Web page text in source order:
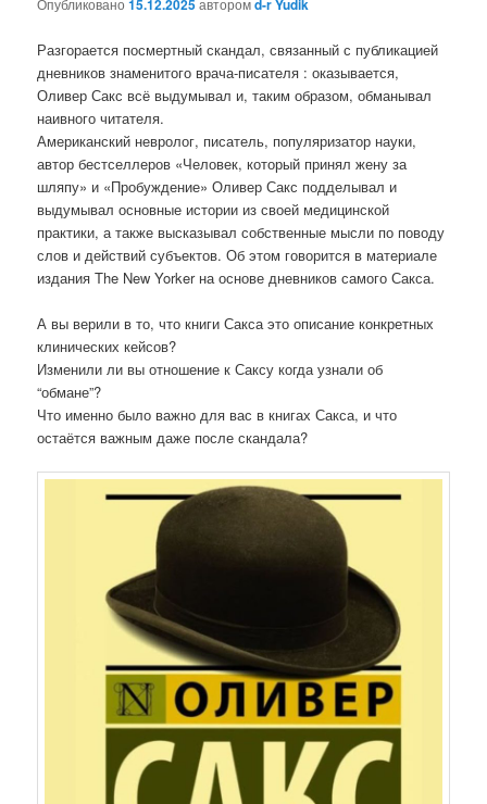
Опубликовано15.12.2025авторомd-r Yudik
Разгорается посмертный скандал, связанный с публикацией
дневников знаменитого врача-писателя : оказывается,
Оливер Сакс всё выдумывал и, таким образом, обманывал
наивного читателя.
Американский невролог, писатель, популяризатор науки,
автор бестселлеров «Человек, который принял жену за
шляпу» и «Пробуждение» Оливер Сакс подделывал и
выдумывал основные истории из своей медицинской
практики, а также высказывал собственные мысли по поводу
слов и действий субъектов. Об этом говорится в материале
издания The New Yorker на основе дневников самого Сакса.
А вы верили в то, что книги Сакса это описание конкретных
клинических кейсов?
Изменили ли вы отношение к Саксу когда узнали об
“обмане”?
Что именно было важно для вас в книгах Сакса, и что
остаётся важным даже после скандала?